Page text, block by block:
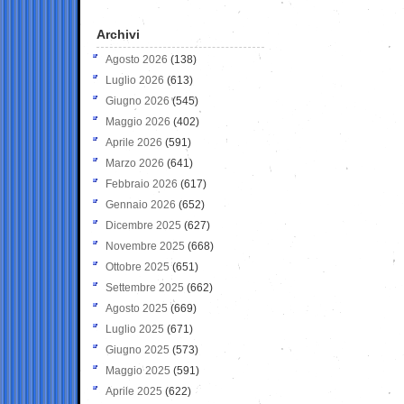
Archivi
Agosto 2026 (138)
Luglio 2026 (613)
Giugno 2026 (545)
Maggio 2026 (402)
Aprile 2026 (591)
Marzo 2026 (641)
Febbraio 2026 (617)
Gennaio 2026 (652)
Dicembre 2025 (627)
Novembre 2025 (668)
Ottobre 2025 (651)
Settembre 2025 (662)
Agosto 2025 (669)
Luglio 2025 (671)
Giugno 2025 (573)
Maggio 2025 (591)
Aprile 2025 (622)